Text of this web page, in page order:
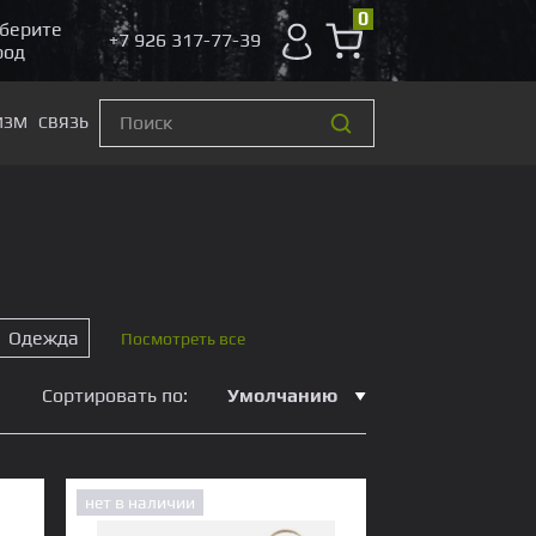
+7 926 317-77-39
0
СВЯЗЬ
Поиск
Сортировать по: Умолчанию
Одежда Посмотреть все
нет в наличии